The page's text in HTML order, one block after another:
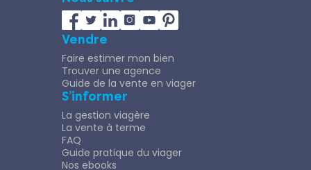
Vendre
Faire estimer mon bien
Trouver une agence
Guide de la vente en viager
S’informer
La gestion viagère
La vente à terme
FAQ
Guide pratique du viager
Nos ebooks